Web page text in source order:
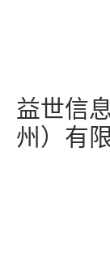
益世信
州）有